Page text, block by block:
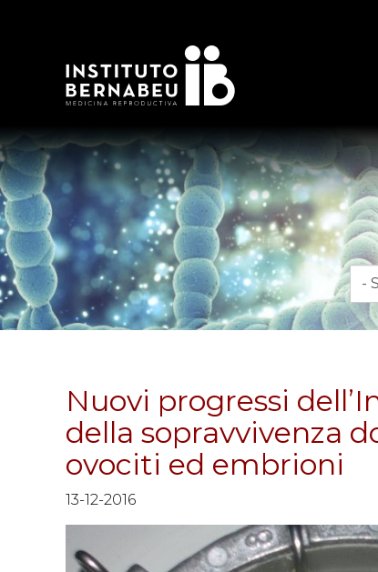
Nuovi progressi
della sopravvivenza
ovociti ed embrioni
13-12-2016